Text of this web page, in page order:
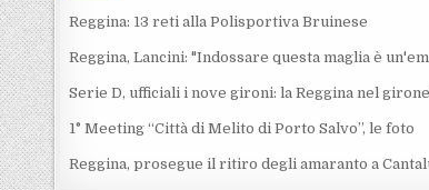
Reggina: 13 reti alla Polisportiva Bruinese
Reggina, Lancini: "Indossare questa maglia è
Serie D, ufficiali i nove gironi: la Reggina nel
1° Meeting “Città di Melito di Porto Salvo”, le foto
Reggina, prosegue il ritiro degli amaranto a